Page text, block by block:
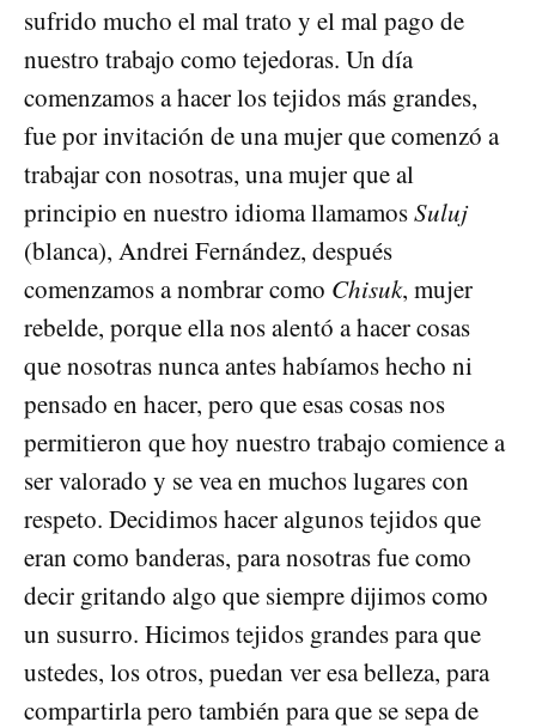
sufrido mucho el mal trato y el mal pago de
nuestro trabajo como tejedoras. Un día
comenzamos a hacer los tejidos más grandes,
fue por invitación de una mujer que comenzó a
trabajar con nosotras, una mujer que al
principio en nuestro idioma llamamosSuluj
(blanca), Andrei Fernández, después
comenzamos a nombrar como Chisuk, mujer
rebelde, porque ella nos alentó a hacer cosas
que nosotras nunca antes habíamos hecho ni
pensado en hacer, pero que esas cosas nos
permitieron que hoy nuestro trabajo comience a
ser valorado y se vea en muchos lugares con
respeto. Decidimos hacer algunos tejidos que
eran como banderas, para nosotras fue como
decir gritando algo que siempre dijimos como
un susurro. Hicimos tejidos grandes para que
ustedes, los otros, puedan ver esa belleza, para
compartirla pero también para que se sepa de